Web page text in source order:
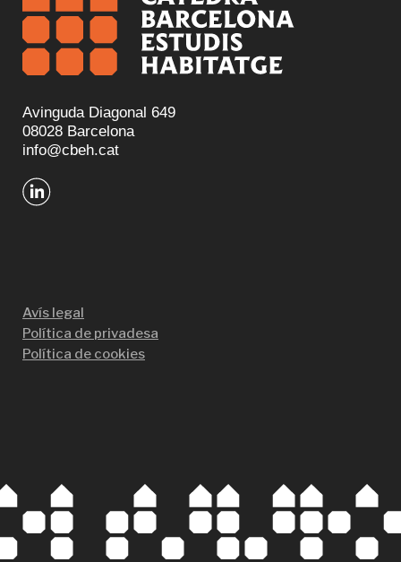
Avinguda Diagonal 649
08028 Barcelona
info@cbeh.cat
Avís legal
Política de privadesa
Política de cookies